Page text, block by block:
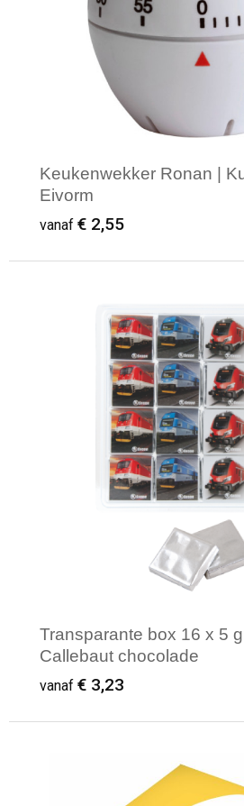
Keukenwekker Ronan |
Eivorm
vanaf € 2,55
Minimale afname: 1
Transparante box 16 x 5
Callebaut chocolade
vanaf € 3,23
Minimale afname: 250